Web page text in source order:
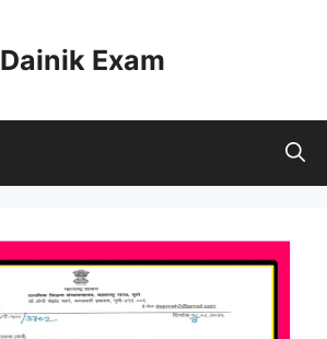
Dainik Exam